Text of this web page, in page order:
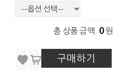
총 상품 금액 0원
구매하기